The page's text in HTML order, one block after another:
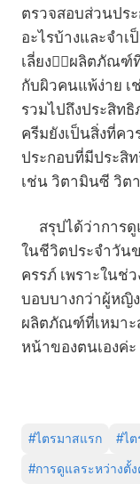
ตรวจสอบส่วนปร
อะไรบ้างและจำ
เลี่ยง🙅‍♀️ผลิตภัณฑ์
กับผิวคนแพ้ง่าย
รวมไปถึงประสิท
ครีมยังเป็นสิ่งที่ค
ประกอบที่มีประสิ
เช่น วิตามินซี วิต
สรุปได้ว่าการดู
ในชีวิตประจำวัน
ครรภ์ เพราะในช่
บอบบางกว่าผู้หญิ
ผลิตภัณฑ์ที่เหมาะ
หน้าของตนเองค่ะ
#ไตรมาสแรก #ไต
#การดูแลระหว่างตั้